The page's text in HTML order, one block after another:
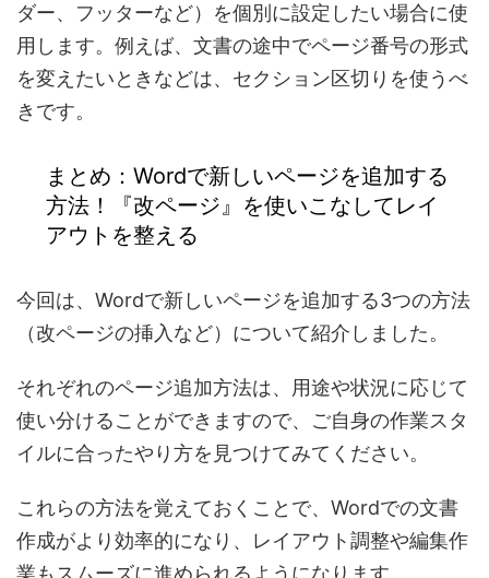
ダー、フッターなど）を個別に設定したい場合に使
用します。例えば、文書の途中でページ番号の形式
を変えたいときなどは、セクション区切りを使うべ
きです。
まとめ：Wordで新しいページを追加する
方法！『改ページ』を使いこなしてレイ
アウトを整える
今回は、Wordで新しいページを追加する3つの方法
（改ページの挿入など）について紹介しました。
それぞれのページ追加方法は、用途や状況に応じて
使い分けることができますので、ご自身の作業スタ
イルに合ったやり方を見つけてみてください。
これらの方法を覚えておくことで、Wordでの文書
作成がより効率的になり、レイアウト調整や編集作